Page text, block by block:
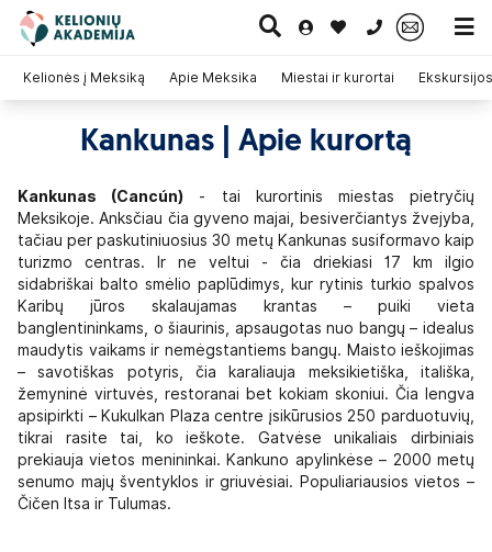
0 700 11007
Kelionės į Meksiką Apie Meksika Miestai ir kurortai
Kankunas | Apie kurortą
Kankunas (Cancún) - tai kurortinis miestas pietryčių
Meksikoje. Anksčiau čia gyveno majai, besiverčiantys žvejyba,
tačiau per paskutiniuosius 30 metų Kankunas susiformavo kaip
turizmo centras. Ir ne veltui - čia driekiasi 17 km ilgio
sidabriškai balto smėlio paplūdimys, kur rytinis turkio spalvos
Karibų jūros skalaujamas krantas – puiki vieta
banglentininkams, o šiaurinis, apsaugotas nuo bangų – idealus
maudytis vaikams ir nemėgstantiems bangų. Maisto ieškojimas
– savotiškas potyris, čia karaliauja meksikietiška, itališka,
žemyninė virtuvės, restoranai bet kokiam skoniui. Čia lengva
apsipirkti – Kukulkan Plaza centre įsikūrusios 250 parduotuvių,
tikrai rasite tai, ko ieškote. Gatvėse unikaliais dirbiniais
prekiauja vietos menininkai. Kankuno apylinkėse – 2000 metų
senumo majų šventyklos ir griuvėsiai. Populiariausios vietos –
Čičen Itsa ir Tulumas.